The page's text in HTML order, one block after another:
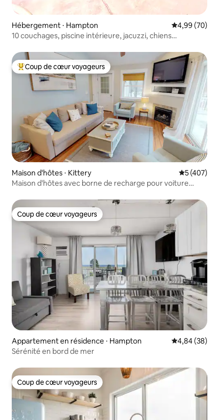
Hébergement ⋅ Hampton Évaluation
4,99 (70)
10 couchages, piscine intérieure, jacuzzi, chiens
Coups de cœur voyageurs les plus appréciés
Coup de cœur voyageurs
Maison d'hôtes ⋅ Kittery Évaluation
5 (407)
Maison d'hôtes avec borne de recharge pour voiture
Coup de cœur voyageurs
Coup de cœur voyageurs
Appartement en résidence ⋅ Hampton Évaluation
4,84 (38)
Sérénité en bord de mer
Coup de cœur voyageurs
Coup de cœur voyageurs